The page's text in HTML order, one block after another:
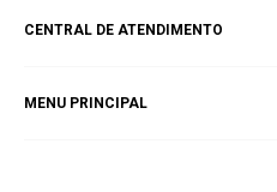
CENTRAL DE ATENDIMENTO
MENU PRINCIPAL